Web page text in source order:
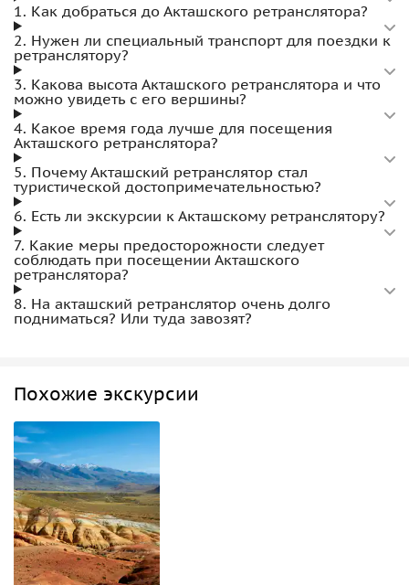
1. Как добраться до Акташского ретранслятора?
2. Нужен ли специальный транспорт для поездки к
ретранслятору?
3. Какова высота Акташского ретранслятора и что
можно увидеть с его вершины?
4. Какое время года лучше для посещения
Акташского ретранслятора?
5. Почему Акташский ретранслятор стал
туристической достопримечательностью?
6. Есть ли экскурсии к Акташскому ретранслятору?
7. Какие меры предосторожности следует
соблюдать при посещении Акташского
ретранслятора?
8. На акташский ретранслятор очень долго
подниматься? Или туда завозят?
Похожие экскурсии